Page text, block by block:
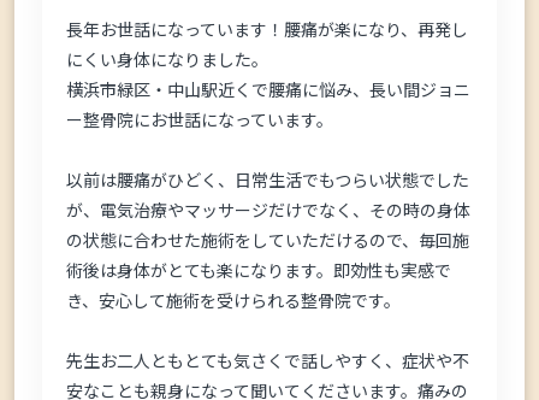
長年お世話になっています！腰痛が楽になり、再発し
にくい身体になりました。
横浜市緑区・中山駅近くで腰痛に悩み、長い間ジョニ
ー整骨院にお世話になっています。
以前は腰痛がひどく、日常生活でもつらい状態でした
が、電気治療やマッサージだけでなく、その時の身体
の状態に合わせた施術をしていただけるので、毎回施
術後は身体がとても楽になります。即効性も実感で
き、安心して施術を受けられる整骨院です。
先生お二人ともとても気さくで話しやすく、症状や不
安なことも親身になって聞いてくださいます。痛みの